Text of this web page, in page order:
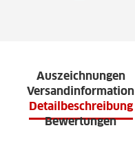
Auszeichnungen
Versandinformation
Detailbeschreibung
Bewertungen